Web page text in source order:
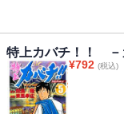
特上カバチ！！ －
¥792 (税込)